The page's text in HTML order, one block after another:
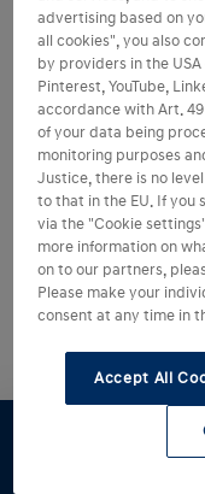
advertising based on
all cookies", you also
by providers in the
Pinterest, YouTube,
accordance with Art. 49
of your data being
monitoring purposes
Justice, there is no
to that in the EU. If you
via the "Cookie
more information on
on to our partners,
Please make your
consent at any time in
Accept All